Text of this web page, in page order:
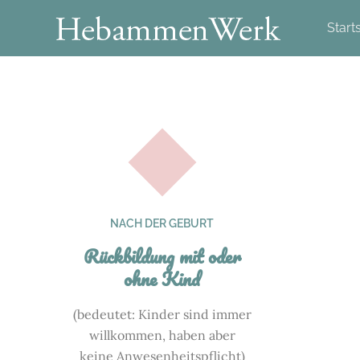
NACH DER GEBURT
Rückbildung mit oder
ohne Kind
(bedeutet: Kinder sind immer
willkommen, haben aber
keine Anwesenheitspflicht)